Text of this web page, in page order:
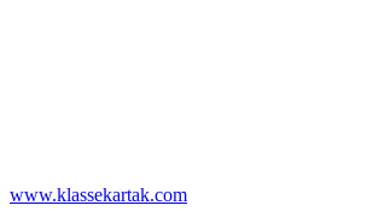
www.klassekartak.com